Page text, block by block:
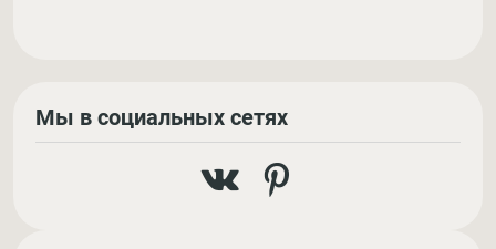
Мы в социальных сетях